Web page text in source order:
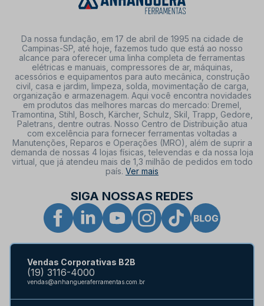
Da nossa fundação, em 17 de abril de 1995 na cidade de
Campinas-SP, até hoje, fazemos tudo que está ao nosso
alcance para oferecer uma linha completa de ferramentas
elétricas e manuais, compressores de ar, máquinas,
acessórios e equipamentos para auto mecânica, construção
civil, casa e jardim, limpeza, solda, movimentação de carga,
organização e armazenagem. Aqui você encontra novidades
em produtos das melhores marcas do mercado: Dremel,
Tramontina, Stihl, Bosch, Kärcher, Schulz, Skil, Trapp, Gedore,
Paletrans, dentre outras. Nosso Centro de Distribuição atua
com excelência para fornecer ferramentas voltadas a
Manutenções, Reparos e Operações (MRO), além de suprir a
demanda de nossas 4 lojas físicas, televendas e da nossa loja
virtual, que já atendeu mais de 1,3 milhão de pedidos em todo
país. Ver mais
SIGA NOSSAS REDES
Vendas Corporativas B2B
(19) 3116-4000
vendas@anhangueraferramentas.com.br